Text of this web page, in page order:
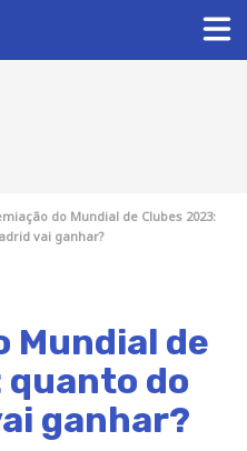
do Mundial de Clubes 2023:
vai ganhar?
Mundial de
quanto do
ganhar?